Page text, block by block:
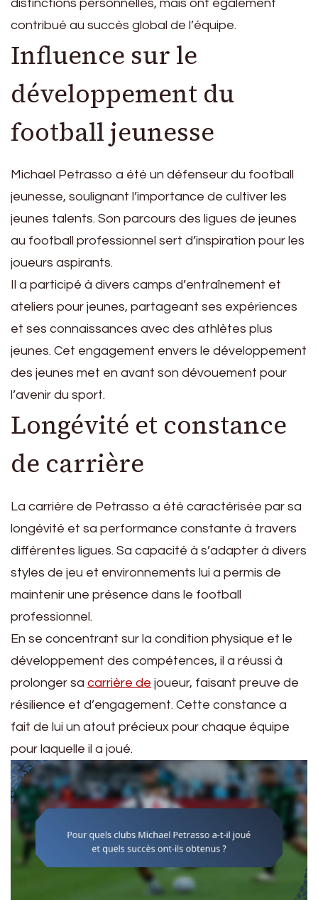
distinctions personnelles, mais ont également
contribué au succès global de l’équipe.
Influence sur le
développement du
football jeunesse
Michael Petrasso a été un défenseur du football
jeunesse, soulignant l’importance de cultiver les
jeunes talents. Son parcours des ligues de jeunes
au football professionnel sert d’inspiration pour les
joueurs aspirants.
Il a participé à divers camps d’entraînement et
ateliers pour jeunes, partageant ses expériences
et ses connaissances avec des athlètes plus
jeunes. Cet engagement envers le développement
des jeunes met en avant son dévouement pour
l’avenir du sport.
Longévité et constance
de carrière
La carrière de Petrasso a été caractérisée par sa
longévité et sa performance constante à travers
différentes ligues. Sa capacité à s’adapter à divers
styles de jeu et environnements lui a permis de
maintenir une présence dans le football
professionnel.
En se concentrant sur la condition physique et le
développement des compétences, il a réussi à
prolonger sa carrière de joueur, faisant preuve de
résilience et d’engagement. Cette constance a
fait de lui un atout précieux pour chaque équipe
pour laquelle il a joué.